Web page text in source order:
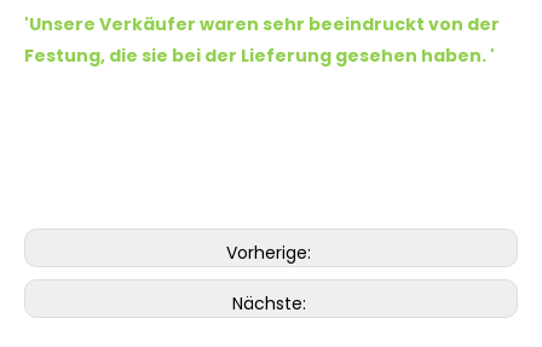
'Unsere Verkäufer waren sehr beeindruckt von der
Festung, die sie bei der Lieferung gesehen haben. '
Vorherige:
Nächste: